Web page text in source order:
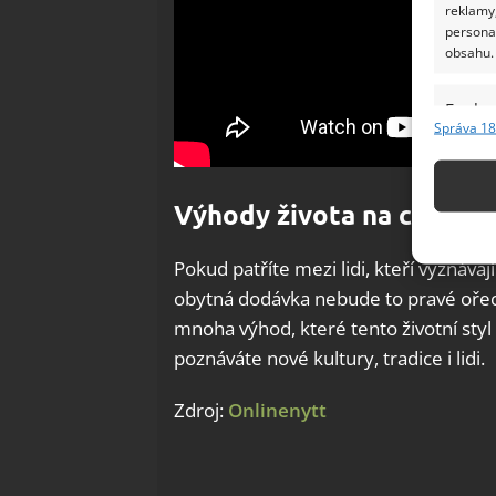
obsahu.
Funkce
Správa
Výhody života na cestách
Pokud patříte mezi lidi, kteří
obytná dodávka nebude to pravé
mnoha výhod, které tento životní
poznáváte nové kultury, tradice i lidi.
Zdroj: Onlinenytt